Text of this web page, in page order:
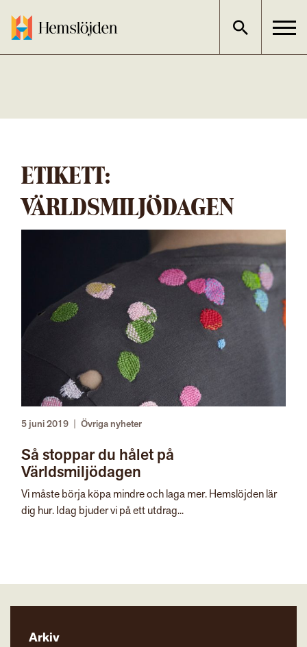
innehållet
ETIKETT:
VÄRLDSMILJÖDAGEN
5 juni 2019 Övriga nyheter
Så stoppar du hålet på
Världsmiljödagen
Vi måste börja köpa mindre och laga mer. Hemslöjden lär
dig hur. Idag bjuder vi på ett utdrag...
Arkiv